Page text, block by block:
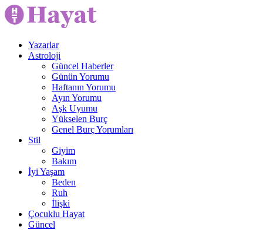
Yazarlar
Astroloji
Güncel Haberler
Günün Yorumu
Haftanın Yorumu
Ayın Yorumu
Aşk Uyumu
Yükselen Burç
Genel Burç Yorumları
Stil
Giyim
Bakım
İyi Yaşam
Beden
Ruh
İlişki
Çocuklu Hayat
Güncel